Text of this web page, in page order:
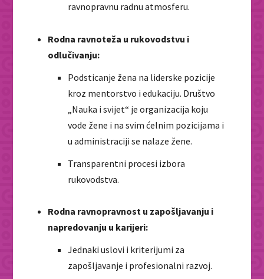
ravnopravnu radnu atmosferu.
Rodna ravnoteža u rukovodstvu i
odlučivanju:
Podsticanje žena na liderske pozicije
kroz mentorstvo i edukaciju. Društvo
„Nauka i svijet“ je organizacija koju
vode žene i na svim ćelnim pozicijama i
u administraciji se nalaze žene.
Transparentni procesi izbora
rukovodstva.
Rodna ravnopravnost u zapošljavanju i
napredovanju u karijeri:
Jednaki uslovi i kriterijumi za
zapošljavanje i profesionalni razvoj.